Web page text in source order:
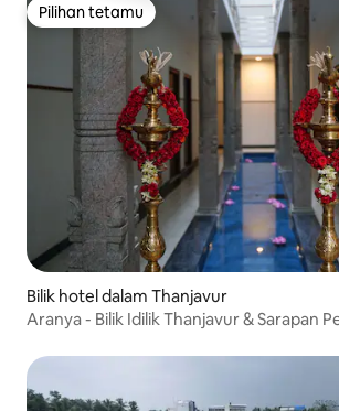
Pilihan tetamu
Pilihan tetamu
Bilik hotel dalam Thanjavur
Aranya - Bilik Idilik Thanjavur & Sarapan